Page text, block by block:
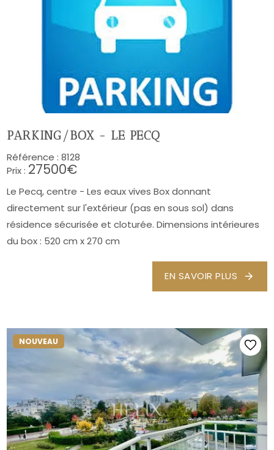
PARKING/BOX - LE PECQ
Référence :8128
Prix : 27500€
Le Pecq, centre - Les eaux vives Box donnant
directement sur l'extérieur (pas en sous sol) dans
résidence sécurisée et cloturée. Dimensions intérieures
du box : 520 cm x 270 cm
EN SAVOIR PLUS
NOUVEAU